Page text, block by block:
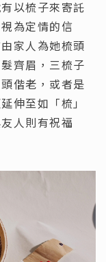
以梳子來寄託
為定情的信
家人為她梳頭
齊眉，三梳子
偕老，或者是
伸至如「梳」
人則有祝福